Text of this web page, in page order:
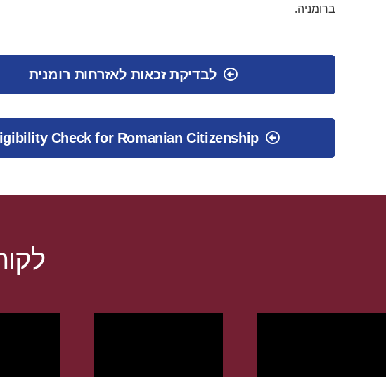
ברומניה.
לבדיקת זכאות לאזרחות רומנית
Check for Romanian Citizenship